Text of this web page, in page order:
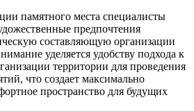
памятного места специалисты
предпочтения
составляющую организации
уделяется удобству подхода к
территории для проведения
что создает максимально
пространство для будущих